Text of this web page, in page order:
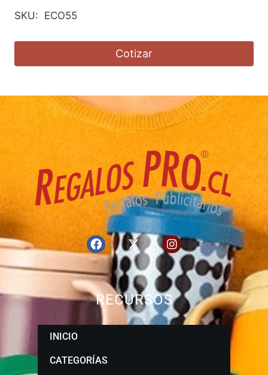
SKU: ECO55
Cotizar
RECURSOS
INICIO
CATEGORÍAS